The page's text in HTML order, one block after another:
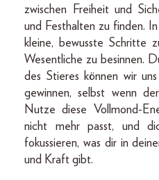
zwischen Freiheit und
und Festhalten zu finden.
kleine, bewusste Schritte
Wesentliche zu besinnen.
des Stieres können wir
gewinnen, selbst wenn
Nutze diese Vollmond-
nicht mehr passt, und
fokussieren, was dir in
und Kraft gibt.